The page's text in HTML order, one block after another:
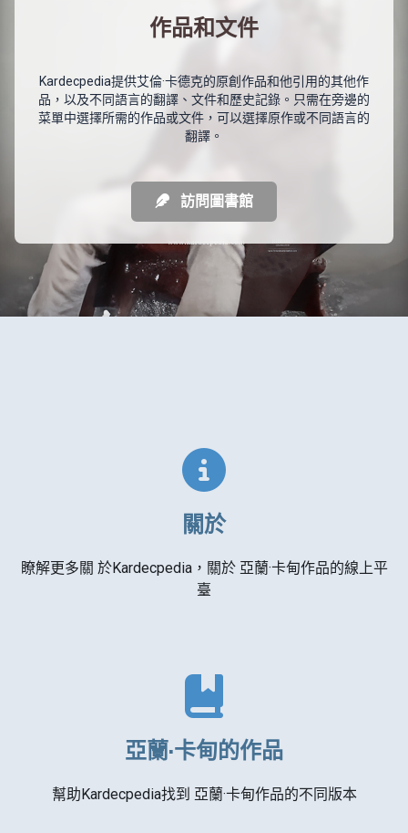
作品和文件
Kardecpedia提供艾倫·卡德克的原創作品和他引用的其他作
品，以及不同語言的翻譯、文件和歷史記錄。只需在旁邊的
菜單中選擇所需的作品或文件，可以選擇原作或不同語言的
翻譯。
訪問圖書館
關於
瞭解更多關 於Kardecpedia，關於 亞蘭·卡甸作品的線上平
臺
亞蘭·卡甸的作品
幫助Kardecpedia找到 亞蘭·卡甸作品的不同版本